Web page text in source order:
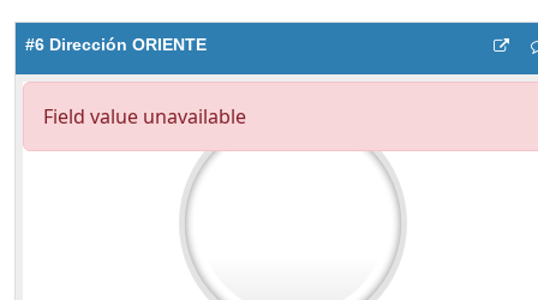
#6 Dirección ORIENTE